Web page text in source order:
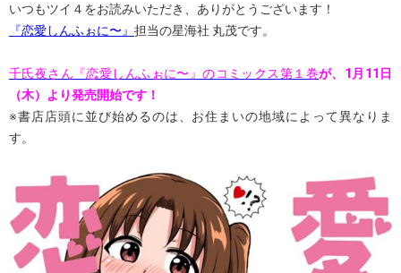
いつもツイ４をお読みいただき、ありがとうございます！
『恋愛しんふぉに〜』 担当の星海社 丸茂です。
千氏夜さん 『恋愛しんふぉに〜』のコミックス第１巻が、1月11日
（木）より発売開始です！
※書店店頭に並び始めるのは、お住まいの地域によって異なりま
す。